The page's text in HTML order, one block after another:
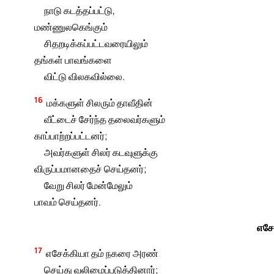
நாடு கடத்தப்பட்டு,
மண்ணுலகெங்கும்
சிதறடிக்கப்பட்டவரையிலும்
தங்கள் பாவங்களை
விட்டு விலகவில்லை.
16 மக்களுள் சிலரும் தாவீதின்
வீட்டைச் சேர்ந்த தலைவர்களும்
காப்பாற்றப்பட்டனர்;
அவர்களுள் சிலர் கடவுளுக்கு
விருப்பமானதைச் செய்தனர்;
வேறு சிலர் மேன்மேலும்
பாவம் செய்தனர்.
17 எசேக்கியா தம் நகரை அரண்
செய்து வலிமைப்படுத்தினார்;